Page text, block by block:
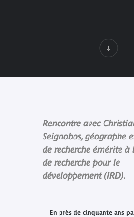
Rencontre avec
Seignobos, géographe
de recherche émérite à
de recherche pour le
développement (IRD).
En près de cinquante ans